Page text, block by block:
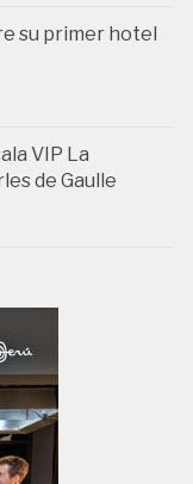
su primer hotel
VIP La
de Gaulle